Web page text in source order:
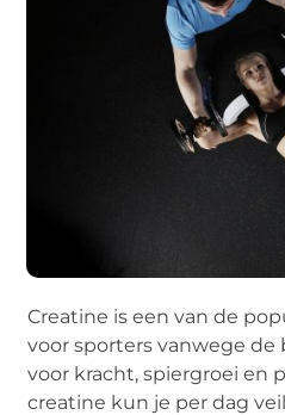
Creatine is een van de
voor sporters vanwege de
voor kracht, spiergroei en
creatine kun je per dag